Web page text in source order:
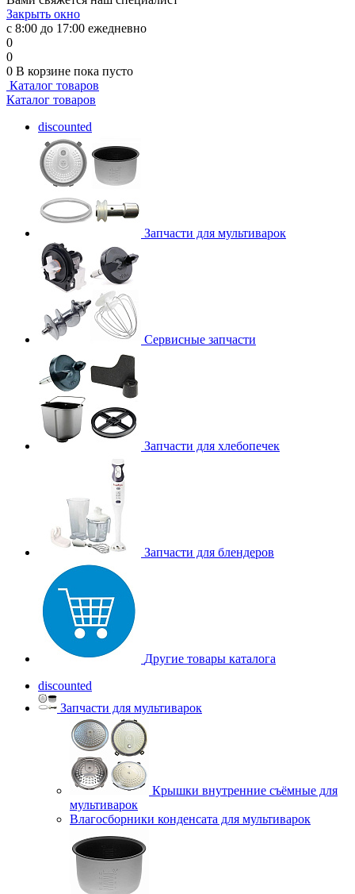
Закрыть окно
с 8:00 до 17:00 ежедневно
0
0
0 В корзине пока пусто
Каталог товаров
Каталог товаров
discounted
Запчасти для мультиварок
Сервисные запчасти
Запчасти для хлебопечек
Запчасти для блендеров
Другие товары каталога
discounted
Запчасти для мультиварок
Крышки внутренние съёмные для
мультиварок
Влагосборники конденсата для мультиварок